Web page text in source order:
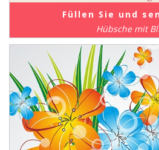
Füllen Sie und
Hübsche mit